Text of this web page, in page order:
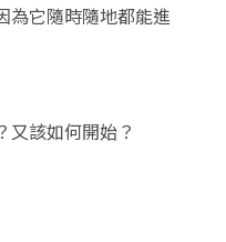
為它隨時隨地都能進
又該如何開始？